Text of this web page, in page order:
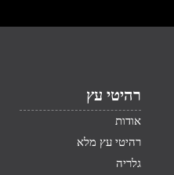
רהיטי עץ
אודות
רהיטי עץ מלא
גלריה